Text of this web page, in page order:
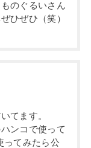
のぐるいさん
ひぜひ（笑）
てます。
ンコで使って
ってみたら公